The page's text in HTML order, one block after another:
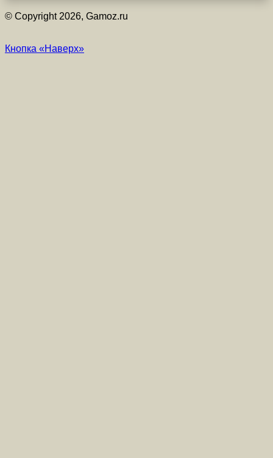
© Copyright 2026, Gamoz.ru
Кнопка «Наверх»